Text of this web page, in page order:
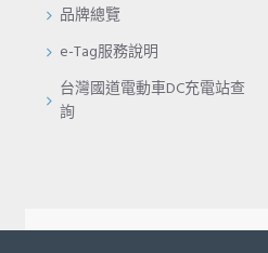
品牌總覽
e-Tag服務說明
台灣國道電動車DC充電站查
詢